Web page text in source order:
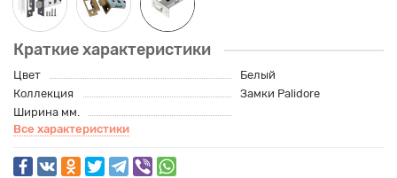
Краткие характеристики
Цвет
Белый
Коллекция
Замки Palidore
Ширина мм.
Все характеристики